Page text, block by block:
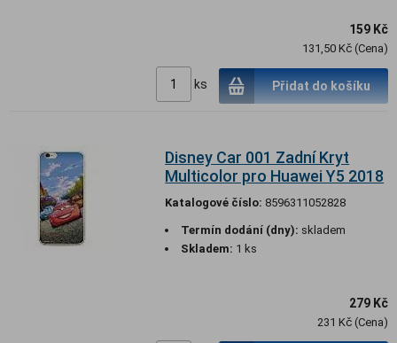
159 Kč
131,50 Kč (Cena)
ks Přidat do košíku
Disney Car 001 Zadní Kryt
Multicolor pro Huawei Y5 2018
Katalogové číslo: 8596311052828
Termín dodání (dny): skladem
Skladem: 1 ks
279 Kč
231 Kč (Cena)